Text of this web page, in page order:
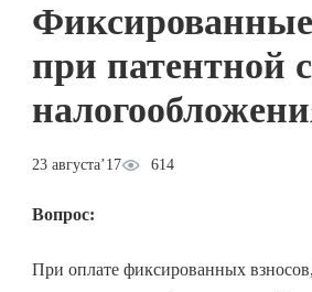
при патентной
23 августа’17 614
Вопрос:
При оплате фиксированных